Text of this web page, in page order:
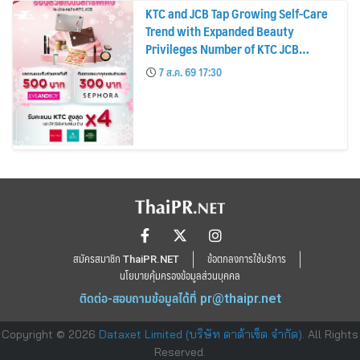
KTC and JCB Tap Growing Self-Care
Trend with Expanded Beauty
Privileges Number of KTC JCB
Cardmembers Spending on
Cosmetics Rises 26%
7 ส.ค. 69 17:30
สมัครสมาชิก ThaiPR.NET
ข้อตกลงการใช้บริการ
นโยบายคุ้มครองข้อมูลส่วนบุคคล
ติดต่อ-สอบถามข้อมูลได้ที่ pr@thaipr.net
Copyright © 2026 Dataxet Limited (บริษัท ดาต้าเซ็ต จำกัด). All Rights
Reserved.